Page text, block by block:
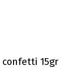
confetti 15gr